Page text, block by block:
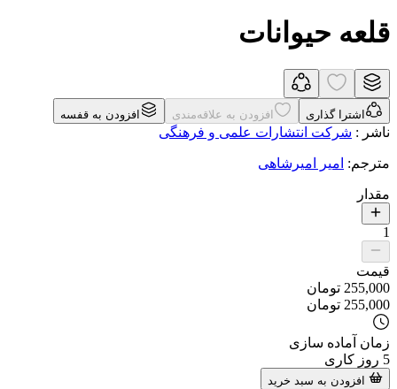
قلعه حیوانات
اشترا گذاری افزودن به علاقه‌مندی افزودن به قفسه
ناشر : شرکت انتشارات علمی و فرهنگی
مترجم: امیر امیرشاهی
مقدار
1
قیمت
255,000 تومان
255,000 تومان
زمان آماده سازی
5 روز کاری
افزودن به سبد خرید